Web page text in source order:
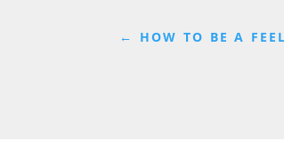
← HOW TO BE A